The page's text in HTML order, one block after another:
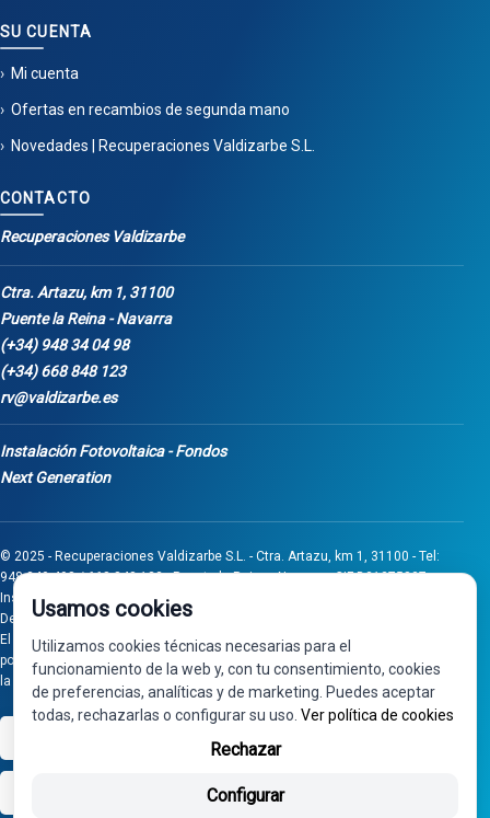
SU CUENTA
Mi cuenta
Ofertas en recambios de segunda mano
Novedades | Recuperaciones Valdizarbe S.L.
CONTACTO
Recuperaciones Valdizarbe
Ctra. Artazu, km 1, 31100
Puente la Reina - Navarra
(+34) 948 34 04 98
(+34) 668 848 123
rv@valdizarbe.es
Instalación Fotovoltaica - Fondos
Next Generation
© 2025 - Recuperaciones Valdizarbe S.L. - Ctra. Artazu, km 1, 31100 - Tel:
948 340 498 / 668 848 123 - Puente la Reina - Navarra - CIF B31275837.
Inscrita en el Registro Mercantil de Navarra, Tomo 32, Folio 75, Hoja 525.
Desarrollado porSeintosoft
El proyecto de inversión "0011-0558-2024-000008" ha sido subvencionado
por Gobierno de Navarra al amparo de la convocatoria de 2024 de Ayudas a
la inversión en pymes industriales
Usamos cookies
Utilizamos cookies técnicas necesarias para el
funcionamiento de la web y, con tu consentimiento, cookies
de preferencias, analíticas y de marketing. Puedes aceptar
todas, rechazarlas o configurar su uso. Ver política de cookies
Rechazar
Configurar